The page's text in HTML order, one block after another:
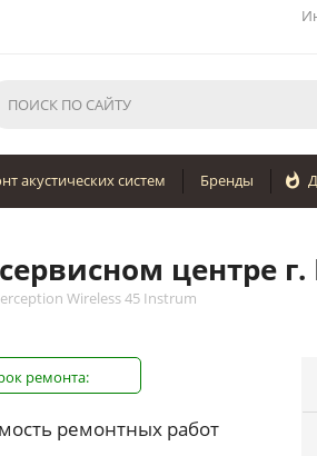
акустических систем Бренды 
центре г.
Wireless 45 Instrum
ремонта:
ремонтных работ